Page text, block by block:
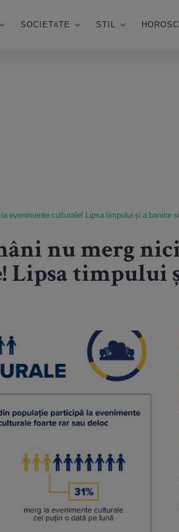
SOCIETATE STIL
evenimente culturale! Lipsa timpului și a banilor
nu merg
Lipsa timpului